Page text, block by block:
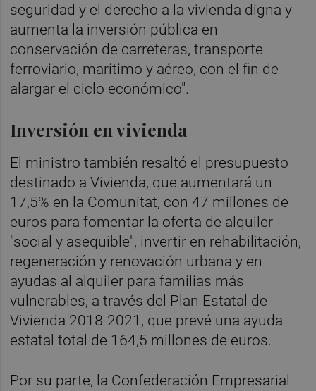
seguridad y el derecho a la vivienda digna y
aumenta la inversión pública en
conservación de carreteras, transporte
ferroviario, marítimo y aéreo, con el fin de
alargar el ciclo económico".
Inversión en vivienda
El ministro también resaltó el presupuesto
destinado a Vivienda, que aumentará un
17,5% en la Comunitat, con 47 millones de
euros para fomentar la oferta de alquiler
"social y asequible", invertir en rehabilitación,
regeneración y renovación urbana y en
ayudas al alquiler para familias más
vulnerables, a través del Plan Estatal de
Vivienda 2018-2021, que prevé una ayuda
estatal total de 164,5 millones de euros.
Por su parte, la Confederación Empresarial